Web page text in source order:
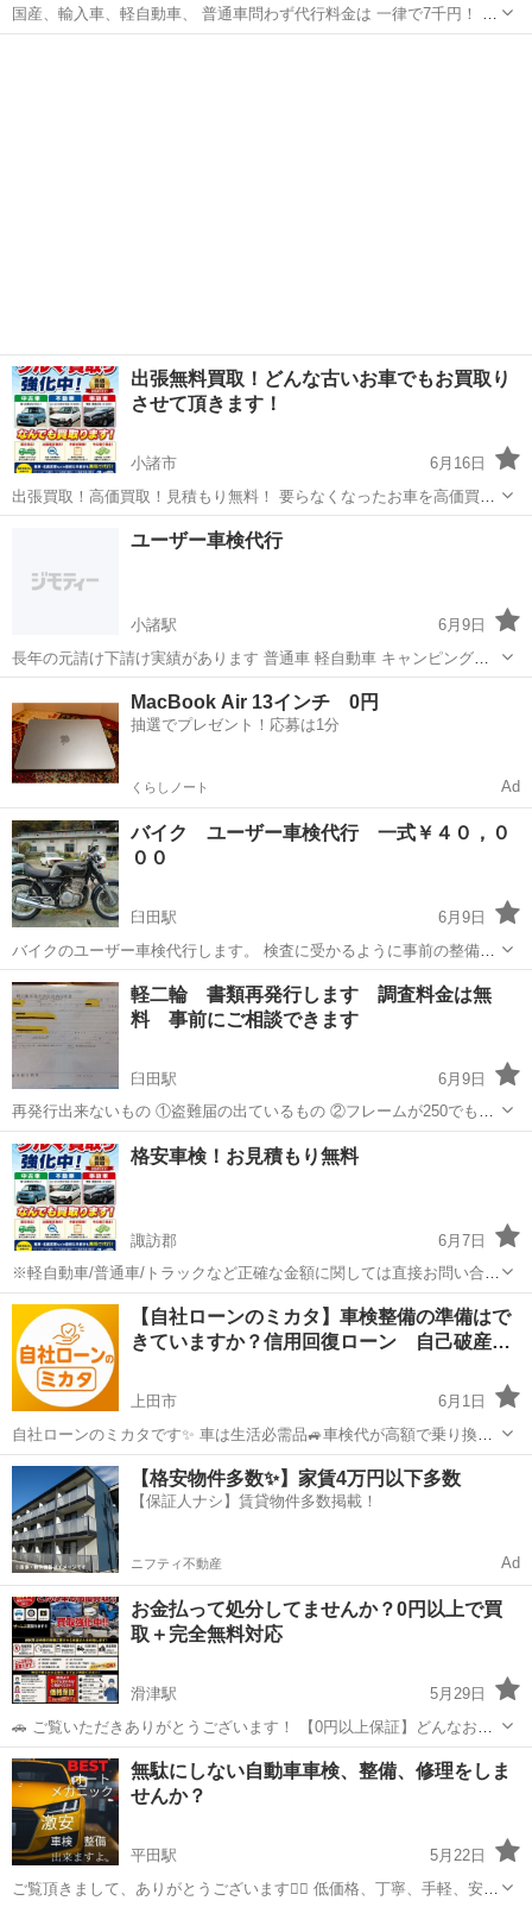
国産、輸入車、軽自動車、 普通車問わず代行料金は 一律で7千円！ 修
理箇所などが無ければ、 法定費用＋7千円になります。 代車もお出し
出張無料買取！どんな古いお車でもお買取り
させて頂きます！
小諸市
6月16日
出張買取！高価買取！見積もり無料！ 要らなくなったお車を高価買取
り致します。 大手買取り店だと人件費のコストがある為高く買い取っ
てもらえないのは周知の事実です。 弊社ではどこよりも高く買取り致
車検 無料
ユーザー車検代行
小諸駅
6月9日
長年の元請け下請け実績があります 普通車 軽自動車 キャンピング車
継続車検 中古新規 松本陸運支局で検査を受けます
MacBook Air 13インチ 0円
抽選でプレゼント！応募は1分
くらしノート Ad
バイク ユーザー車検代行 一式￥４０，０
００
臼田駅
6月9日
バイクのユーザー車検代行します。 検査に受かるように事前の整備や
調整はお客様ご自身で行っていただきます。 当方はユーザー車検の予
約をして長野運輸支局に持ち込んでラインを通すだけです。 法定費用
はコミコミです。
長野 佐久市 臼田駅 車検 ユーザー車検
軽二輪 書類再発行します 調査料金は無
料 事前にご相談できます
臼田駅
6月9日
再発行出来ないもの ①盗難届の出ているもの ②フレームが250でもエ
ンジンが250cc以上のもの ③打刻が不正打刻のもの ④打刻が正規であ
ると思われるが、運輸支局にメーカーからの打刻刻印の届け出が無い
もの（戦前の外車...
長野 佐久市 臼田駅 車検 無料
格安車検！お見積もり無料
諏訪郡
6月7日
※軽自動車/普通車/トラックなど正確な金額に関しては直接お問い合わ
せ下さい。 こちらもCheck♪ LINE登録で簡単に査定できちゃいます♫
お車高価買取 https://lin.ee/nXMbVbT ...
長野 諏訪郡 車検
【自社ローンのミカタ】車検整備の準備はで
きていますか？信用回復ローン 自己破産…
上田市
6月1日
自社ローンのミカタです✨ 車は生活必需品🚙車検代が高額で乗り換え
たいけどローンが通らない方、必見です‼️ 自社ローンのミカタは、信
用情報や勤務状況に不安がある方でも、 今の収入と生活に合わせて車
の購入を相談で...
長野 上田市 車検
【格安物件多数✨】家賃4万円以下多数
【保証人ナシ】賃貸物件多数掲載！
ニフティ不動産 Ad
お金払って処分してませんか？0円以上で買
取＋完全無料対応
滑津駅
5月29日
🚗 ご覧いただきありがとうございます！ 【0円以上保証】どんなお車
でも引き取り・買取します！ ✔ 車検切れOK ✔ 不動車・事故車OK ✔
古い車・ボロボロOK ✔ 鍵なし・書類不安でも相談OK 面倒な手続きは
すべてお...
長野 佐久市 滑津駅 車検 買取
無駄にしない自動車車検、整備、修理をしま
せんか？
平田駅
5月22日
ご覧頂きまして、ありがとうございます🙇‍♂️ 低価格、丁寧、手軽、安